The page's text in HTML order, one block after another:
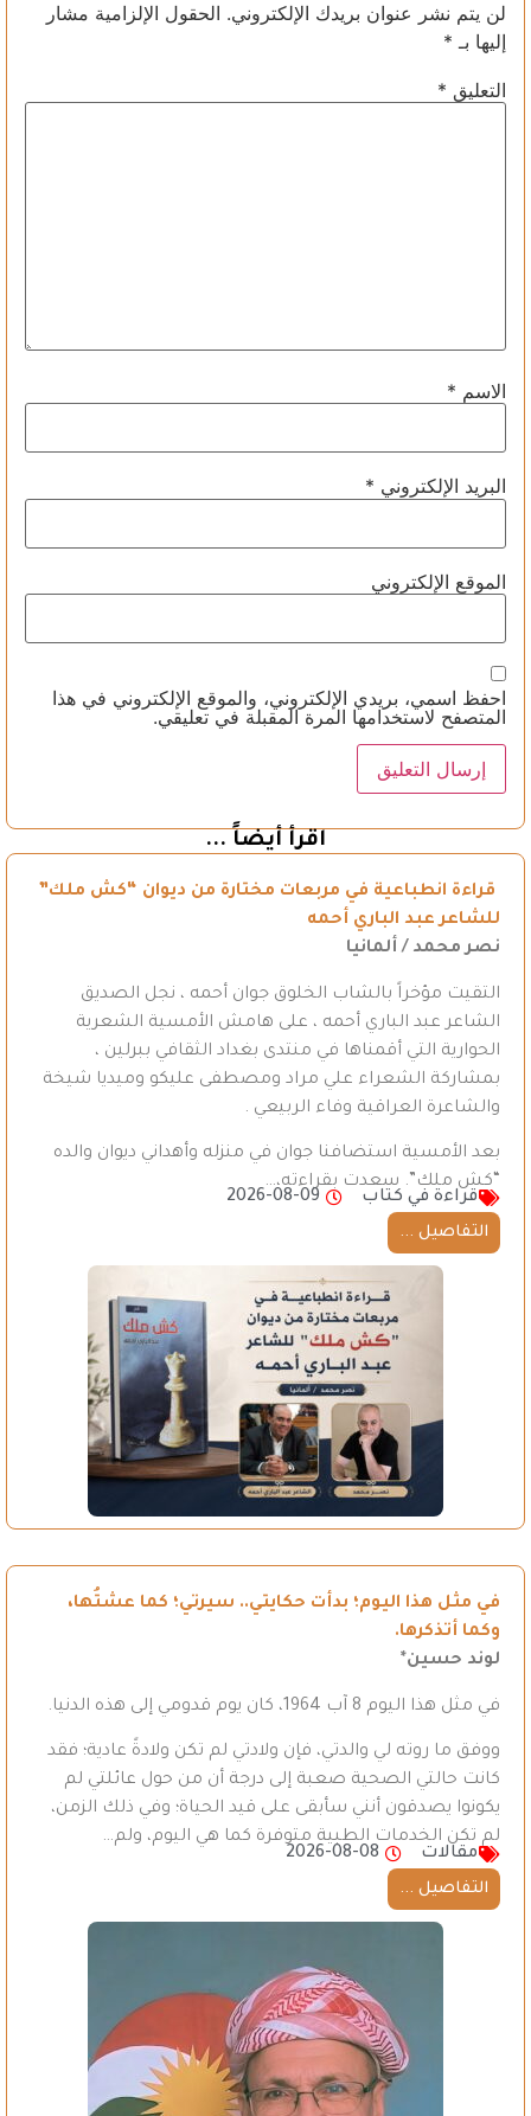
لن يتم نشر عنوان بريدك الإلكتروني. الحقول الإلزامية مشار
إليها بـ *
التعليق *
الاسم *
البريد الإلكتروني *
الموقع الإلكتروني
احفظ اسمي، بريدي الإلكتروني، والموقع الإلكتروني في هذا
المتصفح لاستخدامها المرة المقبلة في تعليقي.
اقرأ أيضاً ...
قراءة انطباعية في مربعات مختارة من ديوان “كش ملك”
للشاعر عبد الباري أحمه
نصر محمد / ألمانيا
التقيت مؤخراً بالشاب الخلوق جوان أحمه ، نجل الصديق
الشاعر عبد الباري أحمه ، على هامش الأمسية الشعرية
الحوارية التي أقمناها في منتدى بغداد الثقافي ببرلين ،
بمشاركة الشعراء علي مراد ومصطفى عليكو وميديا شيخة
والشاعرة العراقية وفاء الربيعي .
بعد الأمسية استضافنا جوان في منزله وأهداني ديوان والده
“كش ملك”. سعدت بقراءته،…
قراءة في كتاب
2026-08-09
التفاصيل ...
في مثل هذا اليوم؛ بدأت حكايتي.. سيرتي؛ كما عشتُها،
وكما أتذكرها.
لوند حسين*
في مثل هذا اليوم 8 آب 1964، كان يوم قدومي إلى هذه الدنيا.
ووفق ما روته لي والدتي، فإن ولادتي لم تكن ولادةً عادية؛ فقد
كانت حالتي الصحية صعبة إلى درجة أن من حول عائلتي لم
يكونوا يصدقون أنني سأبقى على قيد الحياة؛ وفي ذلك الزمن،
لم تكن الخدمات الطبية متوفرة كما هي اليوم، ولم…
مقالات
2026-08-08
التفاصيل ...